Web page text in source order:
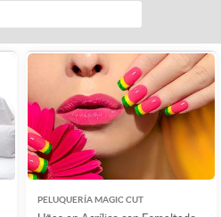
PELUQUERÍA MAGIC CUT